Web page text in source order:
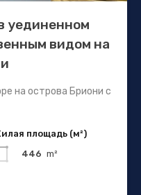
уединенном
видом на
на острова Бриони с
площадь (м²)
446 m²